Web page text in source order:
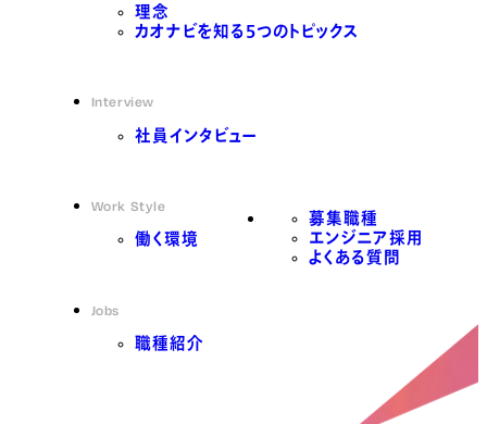
理念
カオナビを知る5つのトピックス
Interview
社員インタビュー
Work Style
働く環境
Jobs
職種紹介
募集職種
エンジニア採用
よくある質問